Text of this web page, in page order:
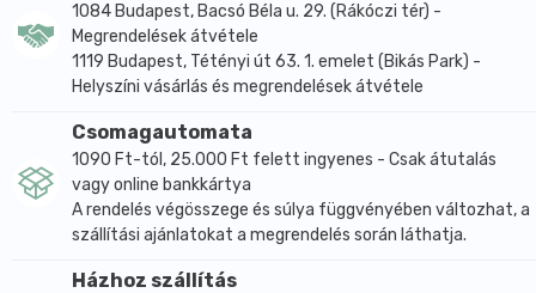
1084 Budapest, Bacsó Béla u. 29. (Rákóczi tér) -
Megrendelések átvétele
1119 Budapest, Tétényi út 63. 1. emelet (Bikás Park) -
Helyszíni vásárlás és megrendelések átvétele
Csomagautomata
1090 Ft-tól, 25.000 Ft felett ingyenes - Csak átutalás
vagy online bankkártya
A rendelés végösszege és súlya függvényében változhat, a
szállítási ajánlatokat a megrendelés során láthatja.
Házhoz szállítás